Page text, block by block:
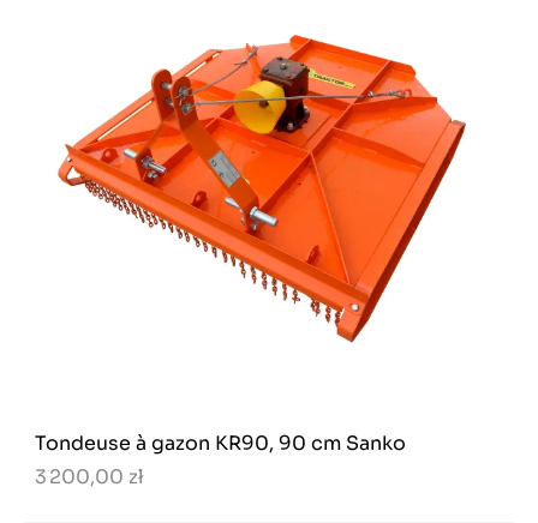
Tondeuse à gazon KR90, 90 cm Sanko
3 200,00 zł